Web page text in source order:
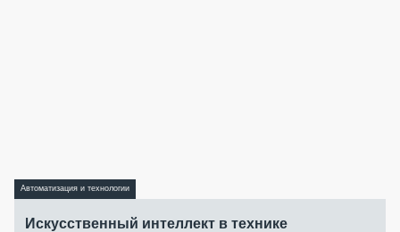
Автоматизация и технологии
Искусственный интеллект в технике